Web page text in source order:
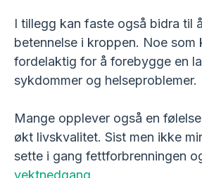
I tillegg kan faste også bidra til
betennelse i kroppen. Noe
fordelaktig for å forebygge en
sykdommer og helseproblemer.
Mange opplever også en
økt livskvalitet. Sist men ikke
sette i gang fettforbrenningen
vektnedgang.